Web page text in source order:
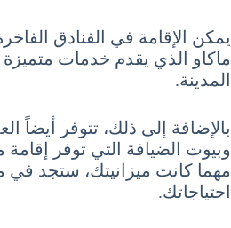
يمكن الإقامة في الفنادق
ماكاو الذي يقدم خدمات
المدينة.
بالإضافة إلى ذلك، تتوفر أيضاً
وبيوت الضيافة التي توفر
مهما كانت ميزانيتك، ستجد في
احتياجاتك.